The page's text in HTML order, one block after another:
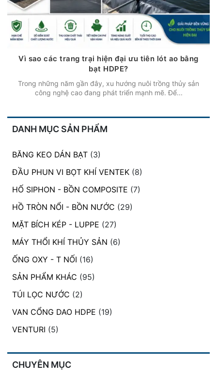
Vì sao các trang trại hiện đại ưu tiên lót ao bằng
bạt HDPE?
Trong những năm gần đây, xu hướng nuôi trồng thủy sản
công nghệ cao đang phát triển mạnh mẽ. Để...
DANH MỤC SẢN PHẨM
BĂNG KEO DÁN BẠT (3)
ĐẦU PHUN VI BỌT KHÍ VENTEK (8)
HỐ SIPHON - BỒN COMPOSITE (7)
HỒ TRÒN NỔI - BỒN NƯỚC (29)
MẶT BÍCH KÉP - LUPPE (27)
MÁY THỔI KHÍ THỦY SẢN (6)
ỐNG OXY - T NỐI (16)
SẢN PHẨM KHÁC (95)
TÚI LỌC NƯỚC (2)
VAN CỔNG DAO HDPE (19)
VENTURI (5)
CHUYÊN MỤC